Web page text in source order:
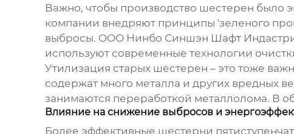
Важно, чтобы производство шестерен было
компании внедряют принципы 'зеленого
выбросы. ООО Нинбо Синшэн Шафт Индастри
используют современные технологии
Утилизация старых шестерен – это тоже
содержат много металла и других вредных
занимаются переработкой металлолома. В
Влияние на снижение выбросов и
Более эффективные шестерни